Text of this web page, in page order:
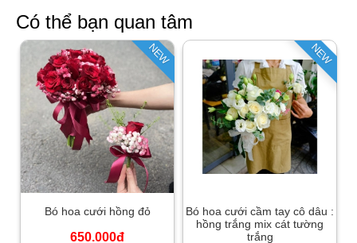
Có thể bạn quan tâm
NEW
Bó hoa cưới hồng đỏ
650.000đ
NEW
Bó hoa cưới cầm tay cô dâu :
hồng trắng mix cát tường
trắng